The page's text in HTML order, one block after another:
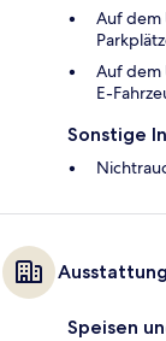
Auf dem
Auf dem
E-
Sonstige
Speisen